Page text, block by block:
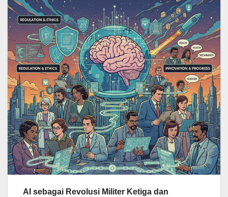
AI sebagai Revolusi Militer Ketiga dan